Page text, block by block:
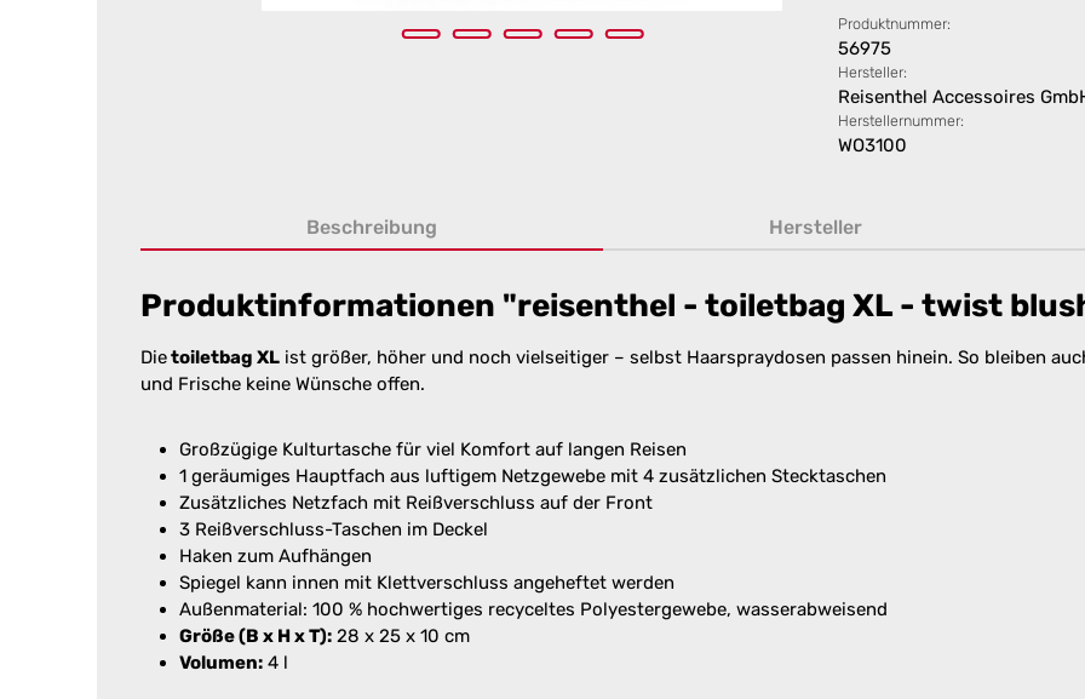
Produktnummer:
56975
Hersteller:
Reisenthel Accessoires
Herstellernummer:
WO3100
Beschreibung Hersteller
Produktinformationen "reisenthel - toiletbag XL - twist
Dietoiletbag XL ist größer, höher und noch vielseitiger – selbst Haarspraydosen passen hinein. So bleiben
und Frische keine Wünsche offen.
Großzügige Kulturtasche für viel Komfort auf langen Reisen
1 geräumiges Hauptfach aus luftigem Netzgewebe mit 4 zusätzlichen Stecktaschen
Zusätzliches Netzfach mit Reißverschluss auf der Front
3 Reißverschluss-Taschen im Deckel
Haken zum Aufhängen
Spiegel kann innen mit Klettverschluss angeheftet werden
Außenmaterial: 100 % hochwertiges recyceltes Polyestergewebe, wasserabweisend
Größe (B x H x T): 28 x 25 x 10 cm
Volumen: 4 l